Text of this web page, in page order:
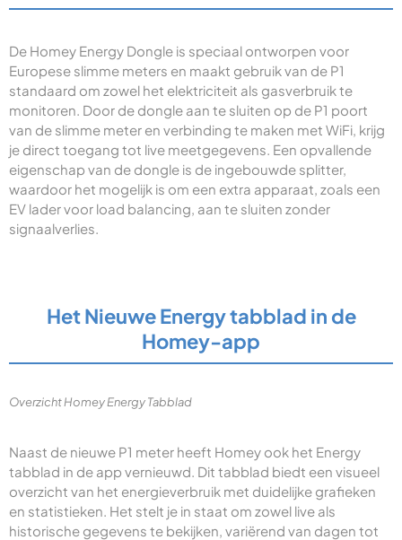
De Homey Energy Dongle is speciaal ontworpen voor
Europese slimme meters en maakt gebruik van de P1
standaard om zowel het elektriciteit als gasverbruik te
monitoren. Door de dongle aan te sluiten op de P1 poort
van de slimme meter en verbinding te maken met WiFi, krijg
je direct toegang tot live meetgegevens. Een opvallende
eigenschap van de dongle is de ingebouwde splitter,
waardoor het mogelijk is om een extra apparaat, zoals een
EV lader voor load balancing, aan te sluiten zonder
signaalverlies.
Het Nieuwe Energy tabblad in de
Homey-app
Overzicht Homey Energy Tabblad
Naast de nieuwe P1 meter heeft Homey ook het Energy
tabblad in de app vernieuwd. Dit tabblad biedt een visueel
overzicht van het energieverbruik met duidelijke grafieken
en statistieken. Het stelt je in staat om zowel live als
historische gegevens te bekijken, variërend van dagen tot